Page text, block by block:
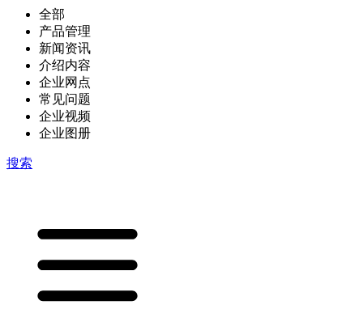
全部
产品管理
新闻资讯
介绍内容
企业网点
常见问题
企业视频
企业图册
搜索